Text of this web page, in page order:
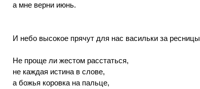
а мне верни июнь.
И небо высокое прячут для нас васильки за ресницы
Не проще ли жестом расстаться,
не каждая истина в слове,
а божья коровка на пальце,